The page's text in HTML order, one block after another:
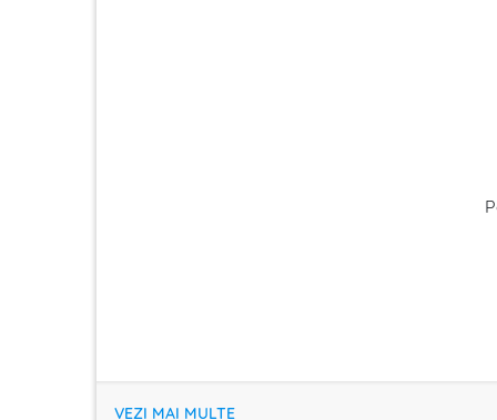
VEZI MAI MULTE